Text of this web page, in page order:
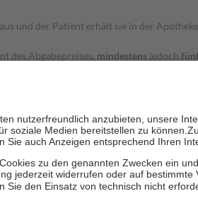
und der Patient erhält sie in der
des Abgabepreises, mindestens jedoch
und die besondere Stellung der
der Fahrkosten
werden